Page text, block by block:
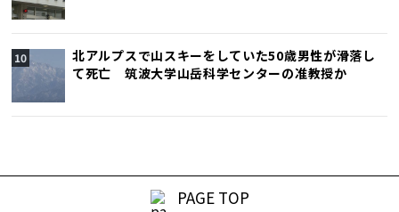
北アルプスで山スキーをしていた50歳男性が滑落し
て死亡 筑波大学山岳科学センターの准教授か
PAGE TOP